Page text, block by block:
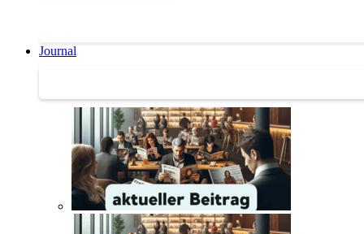
Journal